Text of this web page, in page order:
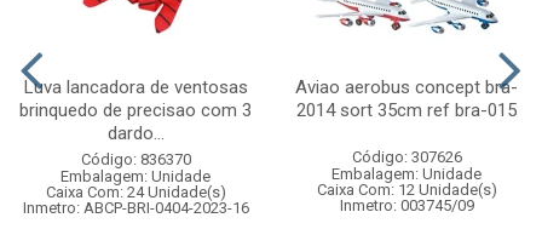
Luva lancadora de ventosas
brinquedo de precisao com 3
dardo...
Código: 836370
Embalagem: Unidade
Caixa Com: 24 Unidade(s)
Inmetro: ABCP-BRI-0404-2023-16
Aviao aerobus concept bra-
2014 sort 35cm ref bra-015
Código: 307626
Embalagem: Unidade
Caixa Com: 12 Unidade(s)
Inmetro: 003745/09